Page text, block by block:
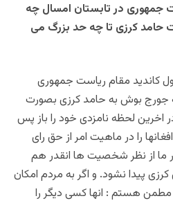
جمهوری در تابستان امسال چه
کرزی تا چه حد بزرگ می
کاندید مقام ریاست جمهوری
جورج بوش به حامد کرزی بصورت
لحظه نامزدی خود را باز پس
را در ماهیت امر از حق رای
از نظر شخصیت ها انقدر هم
کرزی پیدا نشود. و اگر به مردم امکان
هستم : انها کسی دیگر را